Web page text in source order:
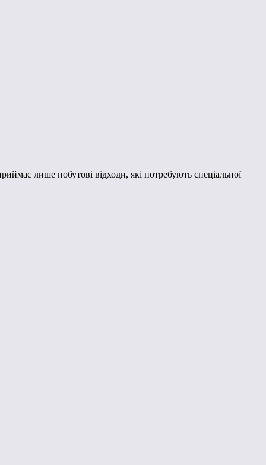
лише побутові відходи, які потребують спеціальної